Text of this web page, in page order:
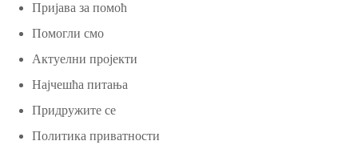
Пријава за помоћ
Помогли смо
Актуелни пројекти
Најчешћа питања
Придружите се
Политика приватности